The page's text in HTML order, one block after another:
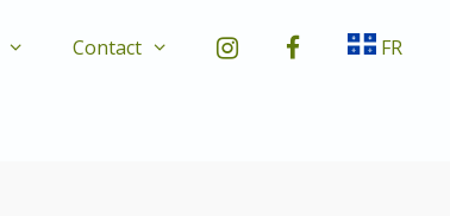
Contact FR